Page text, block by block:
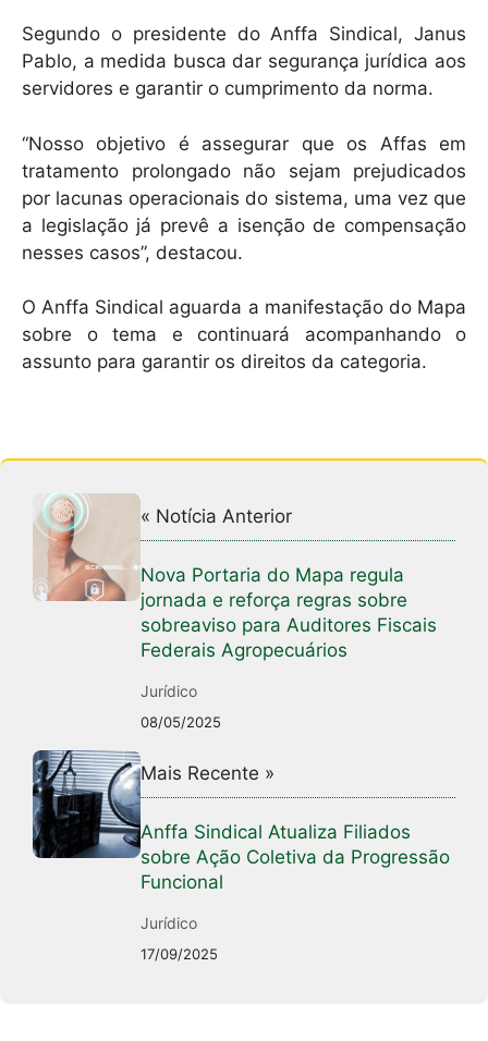
Segundo o presidente do Anffa Sindical, Janus
Pablo, a medida busca dar segurança jurídica aos
servidores e garantir o cumprimento da norma.
“Nosso objetivo é assegurar que os Affas em
tratamento prolongado não sejam prejudicados
por lacunas operacionais do sistema, uma vez que
a legislação já prevê a isenção de compensação
nesses casos”, destacou.
O Anffa Sindical aguarda a manifestação do Mapa
sobre o tema e continuará acompanhando o
assunto para garantir os direitos da categoria.
« Notícia Anterior
Nova Portaria do Mapa regula
jornada e reforça regras sobre
sobreaviso para Auditores Fiscais
Federais Agropecuários
Jurídico
08/05/2025
Mais Recente »
Anffa Sindical Atualiza Filiados
sobre Ação Coletiva da Progressão
Funcional
Jurídico
17/09/2025